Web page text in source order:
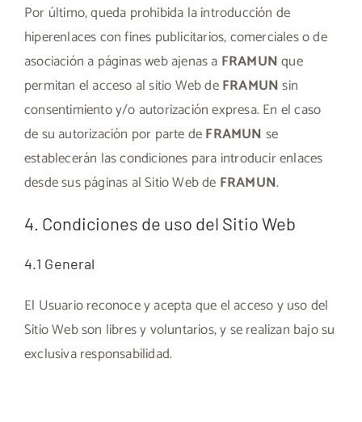
Por último, queda prohibida la introducción de
hiperenlaces con fines publicitarios, comerciales o de
asociación a páginas web ajenas a FRAMUNque
permitan el acceso al sitio Web deFRAMUNsin
consentimiento y/o autorización expresa. En el caso
de su autorización por parte deFRAMUN se
establecerán las condiciones para introducir enlaces
desde sus páginas al Sitio Web de FRAMUN.
4. Condiciones de uso del Sitio Web
4.1 General
El Usuario reconoce y acepta que el acceso y uso del
Sitio Web son libres y voluntarios, y se realizan bajo su
exclusiva responsabilidad.